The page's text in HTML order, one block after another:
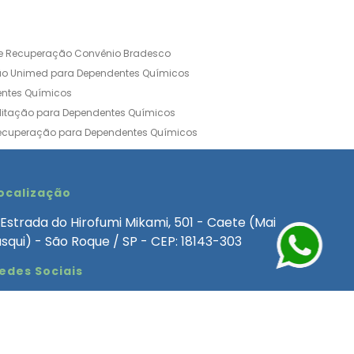
Recuperação Convênio Bradesco
Unimed para Dependentes Químicos
Químicos
para Dependentes Químicos
para Dependentes Químicos
Convênio Médico SulAmérica
de Recuperação Alcoolismo
Clínica de Recuperação para Alcoólatra
Químicos
Clinica Dependencia Quimica
para Dependentes Quimicos
Químicos Particular
Estrada do Hirofumi Mikami, 501 - Caete (Mai
- São Roque / SP - CEP: 18143-303
Sociais